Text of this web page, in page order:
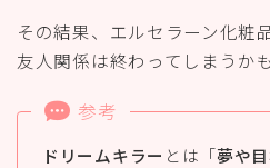
その結果、エルセラーン化粧
友人関係は終わってしまうか
参考
ドリームキラー とは「夢や